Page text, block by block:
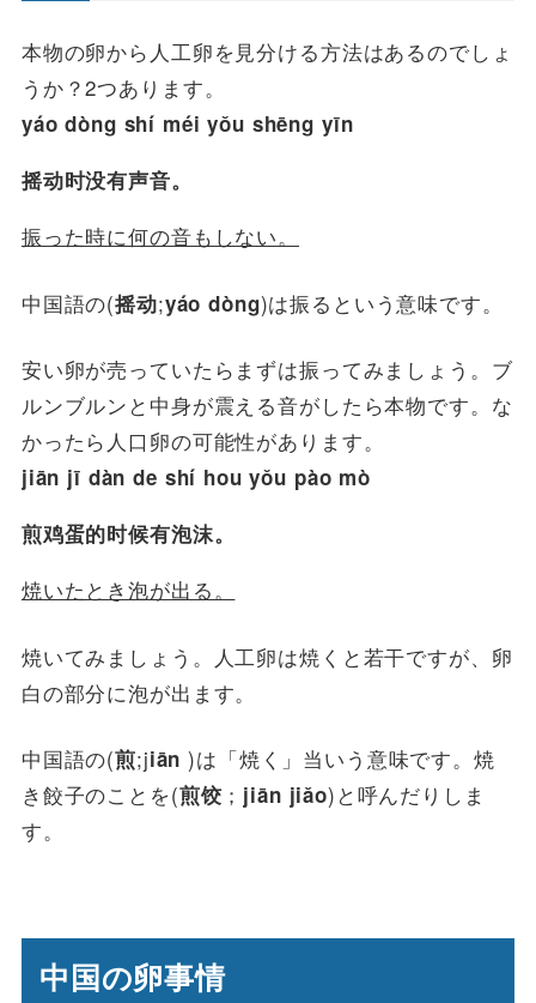
本物の卵から人工卵を見分ける方法はあるのでしょ
うか？2つあります。
yáo dòng shí méi yǒu shēng yīn
摇动时没有声音。
振った時に何の音もしない。
中国語の(摇动;yáo dòng)は振るという意味です。
安い卵が売っていたらまずは振ってみましょう。ブ
ルンブルンと中身が震える音がしたら本物です。な
かったら人口卵の可能性があります。
jiān jī dàn de shí hou yǒu pào mò
煎鸡蛋的时候有泡沫。
焼いたとき泡が出る。
焼いてみましょう。人工卵は焼くと若干ですが、卵
白の部分に泡が出ます。
中国語の(煎;jiān)は「焼く」当いう意味です。焼
き餃子のことを(煎饺 ； jiān jiǎo)と呼んだりしま
す。
中国の卵事情